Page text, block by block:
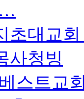
초대교
사청빙
스트교